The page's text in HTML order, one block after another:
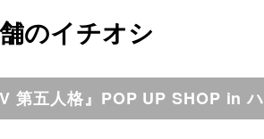
のイチオシ
第五人格』POP UP SHOP in